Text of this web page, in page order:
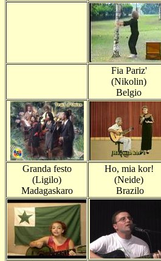
Fia Pariz'
(Nikolin)
Belgio
Granda festo
(Ligilo)
Madagaskaro
Ho, mia kor!
(Neide)
Brazilo